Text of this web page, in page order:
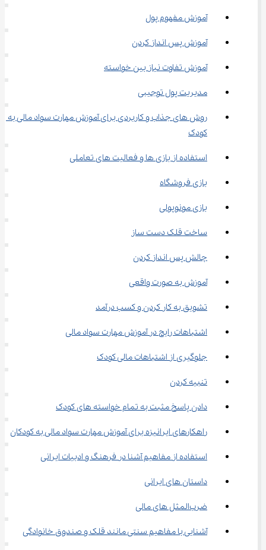
آموزش مفهوم پول
آموزش پس انداز کردن
آموزش تفاوت نیاز بین خواسته
مدیریت پول توجیبی
روش های جذاب و کاربردی برای آموزش مهارت سواد مالی به
کودک
استفاده از بازی ها و فعالیت های تعاملی
بازی فروشگاه
بازی مونوپولی
ساخت قلک دست ساز
چالش پس انداز کردن
آموزش به صورت واقعی
تشویق به کار کردن و کسب درآمد
اشتباهات رایج در آموزش مهارت سواد مالی
جلوگیری از اشتباهات مالی کودک
تنبیه کردن
دادن پاسخ مثبت به تمام خواسته های کودک
راهکارهای ایرانیزه برای آموزش مهارت سواد مالی به کودکان
استفاده از مفاهیم آشنا در فرهنگ و ادبیات ایرانی
داستان های ایرانی
ضرب‌المثل های مالی
آشنایی با مفاهیم سنتی مانند قلک و صندوق خانوادگی